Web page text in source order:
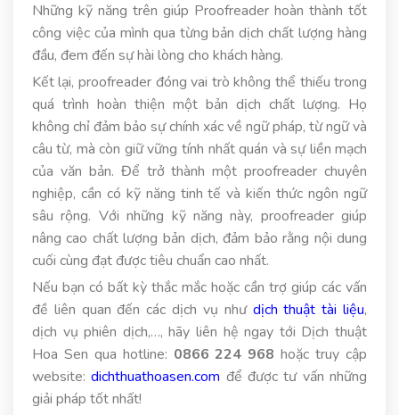
Những kỹ năng trên giúp Proofreader hoàn thành tốt
công việc của mình qua từng bản dịch chất lượng hàng
đầu, đem đến sự hài lòng cho khách hàng.
Kết lại, proofreader đóng vai trò không thể thiếu trong
quá trình hoàn thiện một bản dịch chất lượng. Họ
không chỉ đảm bảo sự chính xác về ngữ pháp, từ ngữ và
câu từ, mà còn giữ vững tính nhất quán và sự liền mạch
của văn bản. Để trở thành một proofreader chuyên
nghiệp, cần có kỹ năng tinh tế và kiến thức ngôn ngữ
sâu rộng. Với những kỹ năng này, proofreader giúp
nâng cao chất lượng bản dịch, đảm bảo rằng nội dung
cuối cùng đạt được tiêu chuẩn cao nhất.
Nếu bạn có bất kỳ thắc mắc hoặc cần trợ giúp các vấn
đề liên quan đến các dịch vụ như dịch thuật tài liệu,
dịch vụ phiên dịch,…, hãy liên hệ ngay tới Dịch thuật
Hoa Sen qua hotline: 0866 224 968hoặc truy cập
website:dichthuathoasen.com để được tư vấn những
giải pháp tốt nhất!